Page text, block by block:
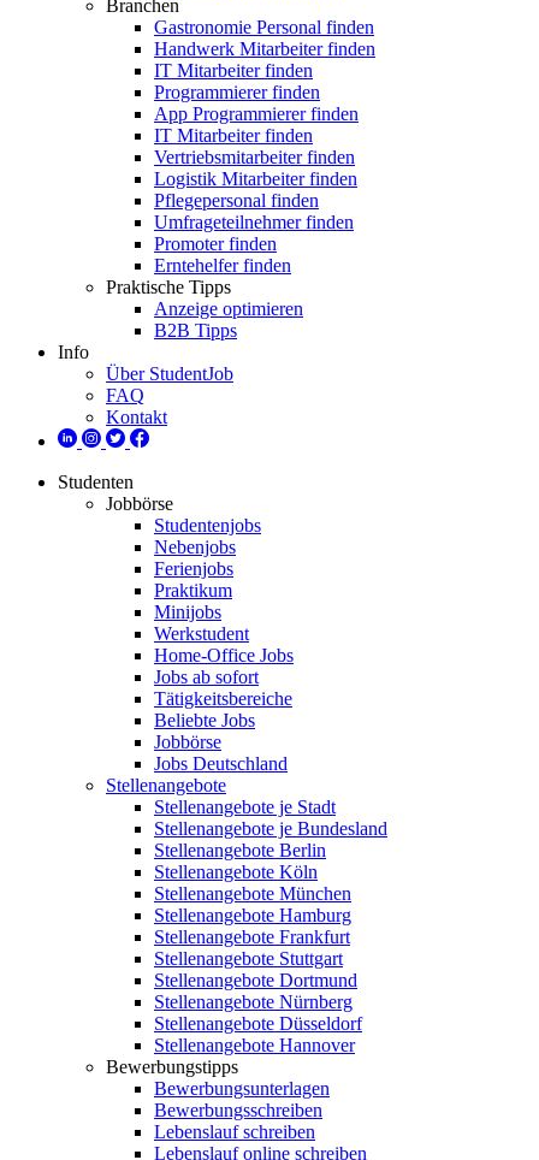
Branchen
Gastronomie Personal finden
Handwerk Mitarbeiter finden
IT Mitarbeiter finden
Programmierer finden
App Programmierer finden
IT Mitarbeiter finden
Vertriebsmitarbeiter finden
Logistik Mitarbeiter finden
Pflegepersonal finden
Umfrageteilnehmer finden
Promoter finden
Erntehelfer finden
Praktische Tipps
Anzeige optimieren
B2B Tipps
Info
Über StudentJob
FAQ
Kontakt
Studenten
Jobbörse
Studentenjobs
Nebenjobs
Ferienjobs
Praktikum
Minijobs
Werkstudent
Home-Office Jobs
Jobs ab sofort
Tätigkeitsbereiche
Beliebte Jobs
Jobbörse
Jobs Deutschland
Stellenangebote
Stellenangebote je Stadt
Stellenangebote je Bundesland
Stellenangebote Berlin
Stellenangebote Köln
Stellenangebote München
Stellenangebote Hamburg
Stellenangebote Frankfurt
Stellenangebote Stuttgart
Stellenangebote Dortmund
Stellenangebote Nürnberg
Stellenangebote Düsseldorf
Stellenangebote Hannover
Bewerbungstipps
Bewerbungsunterlagen
Bewerbungsschreiben
Lebenslauf schreiben
Lebenslauf online schreiben